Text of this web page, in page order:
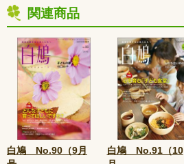
関連商品
白鳩 No.90（9月
白鳩 No.91（10